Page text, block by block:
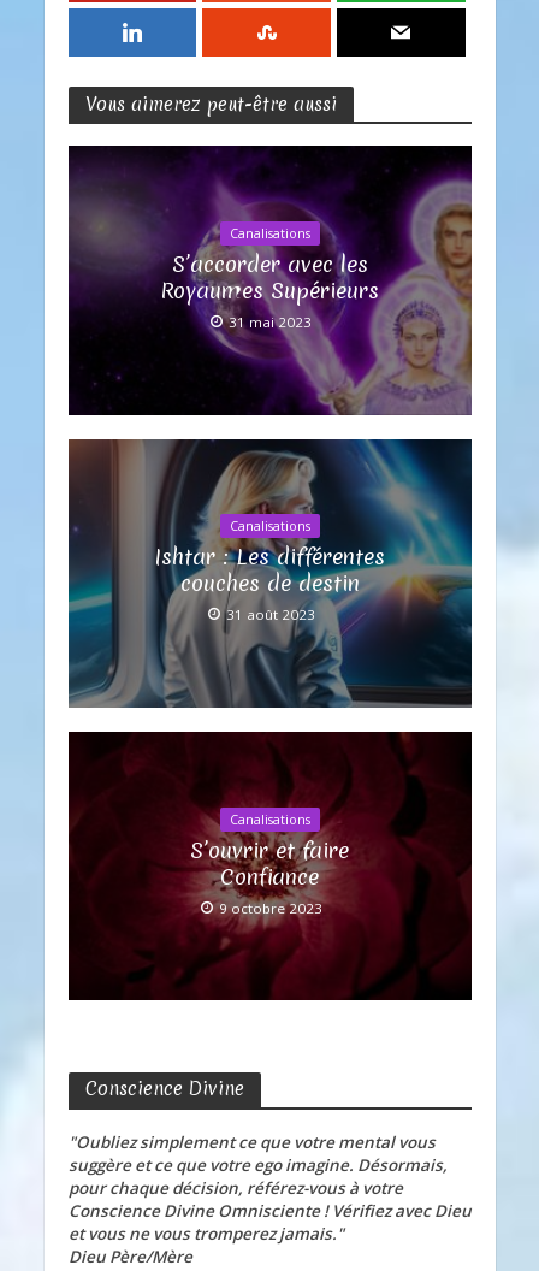
Vous aimerez peut-être aussi
Canalisations
S’accorder avec les
Royaumes Supérieurs
31 mai 2023
Canalisations
Ishtar : Les différentes
couches de destin
31 août 2023
Canalisations
S’ouvrir et faire
Confiance
9 octobre 2023
Conscience Divine
"Oubliez simplement ce que votre mental vous
suggère et ce que votre ego imagine. Désormais,
pour chaque décision, référez-vous à votre
Conscience Divine Omnisciente ! Vérifiez avec Dieu
et vous ne vous tromperez jamais."
Dieu Père/Mère